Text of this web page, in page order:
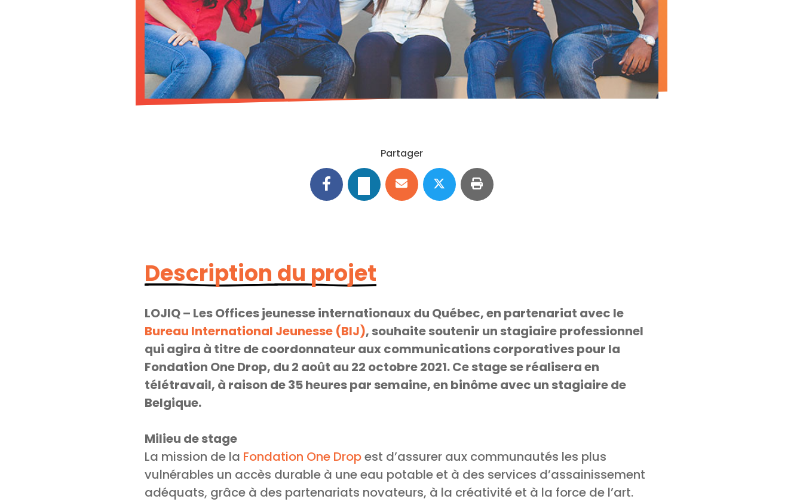
Partager
Description du projet
LOJIQ – Les Offices jeunesse internationaux du Québec, en partenariat avec le
Bureau International Jeunesse (BIJ), souhaite soutenir un stagiaire professionnel
qui agira à titre de coordonnateur aux communications corporatives pour la
Fondation One Drop, du 2 août au 22 octobre 2021. Ce stage se réalisera en
télétravail, à raison de 35 heures par semaine, en binôme avec un stagiaire de
Belgique.
Milieu de stage
La mission de la Fondation One Dropest d’assurer aux communautés les plus
vulnérables un accès durable à une eau potable et à des services d’assainissement
adéquats, grâce à des partenariats novateurs, à la créativité et à la force de l’art.